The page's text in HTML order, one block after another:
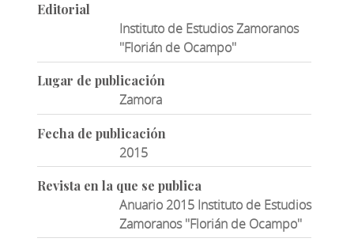
Editorial
Instituto de Estudios Zamoranos
''Florián de Ocampo''
Lugar de publicación
Zamora
Fecha de publicación
2015
Revista en la que se publica
Anuario 2015 Instituto de Estudios
Zamoranos ''Florián de Ocampo''